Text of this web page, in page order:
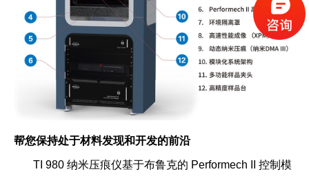
帮您保持处于材料发现和开发的前沿
TI 980 纳米压痕仪基于布鲁克的 Performech II 控制模